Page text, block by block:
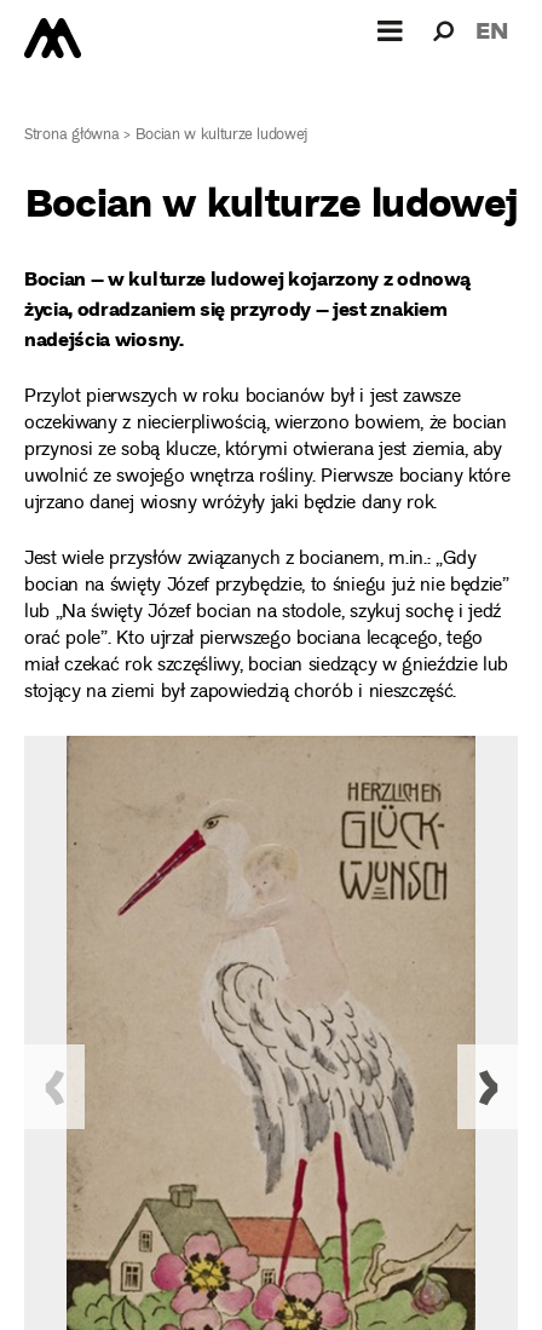
dla: EN
Strona główna> Bocian w kulturze ludowej
Bocian w kulturze ludowej
Bocian – w kulturze ludowej kojarzony z odnową
życia, odradzaniem się przyrody – jest znakiem
nadejścia wiosny.
Przylot pierwszych w roku bocianów był i jest zawsze
oczekiwany z niecierpliwością, wierzono bowiem, że bocian
przynosi ze sobą klucze, którymi otwierana jest ziemia, aby
uwolnić ze swojego wnętrza rośliny. Pierwsze bociany które
ujrzano danej wiosny wróżyły jaki będzie dany rok.
Jest wiele przysłów związanych z bocianem, m.in.: „Gdy
bocian na święty Józef przybędzie, to śniegu już nie będzie”
lub „Na święty Józef bocian na stodole, szykuj sochę i jedź
orać pole”. Kto ujrzał pierwszego bociana lecącego, tego
miał czekać rok szczęśliwy, bocian siedzący w gnieździe lub
stojący na ziemi był zapowiedzią chorób i nieszczęść.